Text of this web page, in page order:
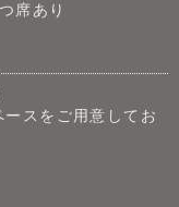
席あり
スをご用意してお